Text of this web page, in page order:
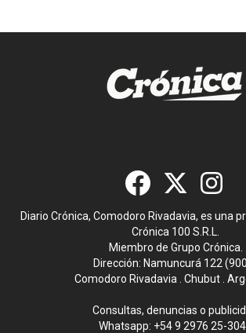
Diario Crónica, Comodoro Rivadavia, es una
Crónica 100 S.R.L.
Miembro de Grupo Crónica.
Dirección: Namuncurá 122
Comodoro Rivadavia . Chubut .
Consultas, denuncias o
Whatsapp: +54 9 2976 25-